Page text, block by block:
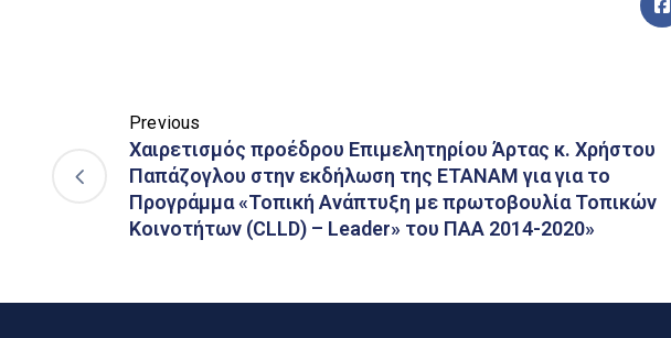
Previous
Χαιρετισμός προέδρου Επιμελητηρίου Άρτας κ. Χρήστου
Παπάζογλου στην εκδήλωση της ΕΤΑΝΑΜ για για το
Προγράμμα «Τοπική Ανάπτυξη με πρωτοβουλία Τοπικών
Κοινοτήτων (CLLD) – Leader» του ΠΑΑ 2014-2020»